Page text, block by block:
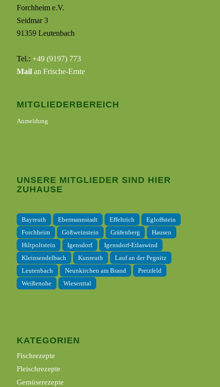
Forchheim e.V.
Seidmar 3
91359 Leutenbach
Tel.: +49 (9197) 773
Mailan Frische-Ernte
MITGLIEDERBEREICH
Anmeldung
UNSERE MITGLIEDER SIND HIER
ZUHAUSE
Bayreuth Ebermannstadt Effeltrich
Egloffstein
Forchheim
Gößweinstein Gräfenberg
Hausen
Hiltpoltstein
Igensdorf
Igensdorf-Etlaswind
Kleinsendelbach
Kunreuth
Lauf an der Pegnitz
Leutenbach
Neunkirchen am Brand
Pretzfeld
Weißenohe
Wiesenttal
KATEGORIEN
Fischrezepte
Fleischrezepte
Gemüserezepte